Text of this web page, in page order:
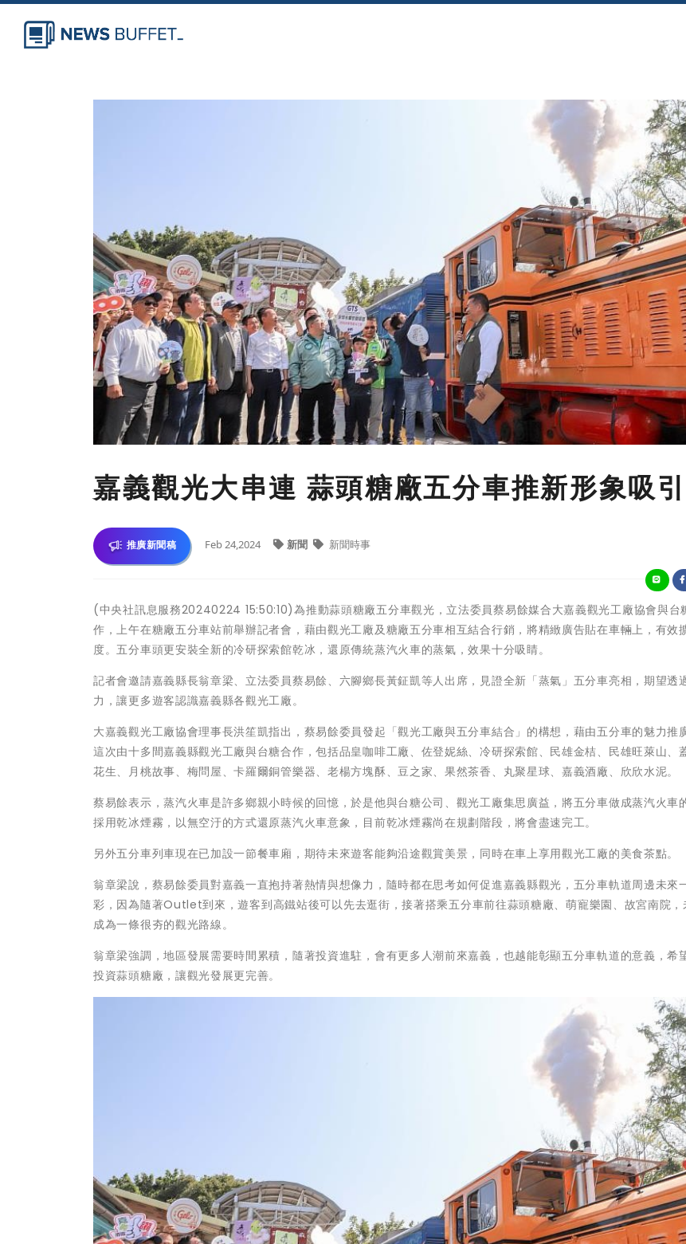
嘉義觀光大串連 蒜頭糖廠五分車推新形象吸
推廣新聞稿 Feb 24,2024 新聞 新聞時事
(中央社訊息服務20240224 15:50:10)為推動蒜頭糖廠五分車觀光，立法委員蔡易餘媒合大嘉義觀光工廠協會與台
作，上午在糖廠五分車站前舉辦記者會，藉由觀光工廠及糖廠五分車相互結合行銷，將精緻廣告貼在車輛上，有效
度。五分車頭更安裝全新的冷研探索館乾冰，還原傳統蒸汽火車的蒸氣，效果十分吸睛。
記者會邀請嘉義縣長翁章梁、立法委員蔡易餘、六腳鄉長黃鉦凱等人出席，見證全新「蒸氣」五分車亮相，期望透
力，讓更多遊客認識嘉義縣各觀光工廠。
大嘉義觀光工廠協會理事長洪笙凱指出，蔡易餘委員發起「觀光工廠與五分車結合」的構想，藉由五分車的魅力推
這次由十多間嘉義縣觀光工廠與台糖合作，包括品皇咖啡工廠、佐登妮絲、冷研探索館、民雄金桔、民雄旺萊山、
花生、月桃故事、梅問屋、卡羅爾銅管樂器、老楊方塊酥、豆之家、果然茶香、丸聚星球、嘉義酒廠、欣欣水泥。
蔡易餘表示，蒸汽火車是許多鄉親小時候的回憶，於是他與台糖公司、觀光工廠集思廣益，將五分車做成蒸汽火車
採用乾冰煙霧，以無空汙的方式還原蒸汽火車意象，目前乾冰煙霧尚在規劃階段，將會盡速完工。
另外五分車列車現在已加設一節餐車廂，期待未來遊客能夠沿途觀賞美景，同時在車上享用觀光工廠的美食茶點。
翁章梁說，蔡易餘委員對嘉義一直抱持著熱情與想像力，隨時都在思考如何促進嘉義縣觀光，五分車軌道周邊未來
彩，因為隨著Outlet到來，遊客到高鐵站後可以先去逛街，接著搭乘五分車前往蒜頭糖廠、萌寵樂園、故宮南院，
成為一條很夯的觀光路線。
翁章梁強調，地區發展需要時間累積，隨著投資進駐，會有更多人潮前來嘉義，也越能彰顯五分車軌道的意義，希
投資蒜頭糖廠，讓觀光發展更完善。